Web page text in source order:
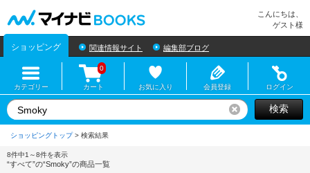
こんにちは、
ゲスト様
ショッピング 関連情報サイト 編集部ブログ
カテゴリー カート
0
お気に入り 会員登録 ログイン
リセット検索
ショッピングトップ>
8件中1～8件を表示
“すべて”の“Smoky”の商品一覧